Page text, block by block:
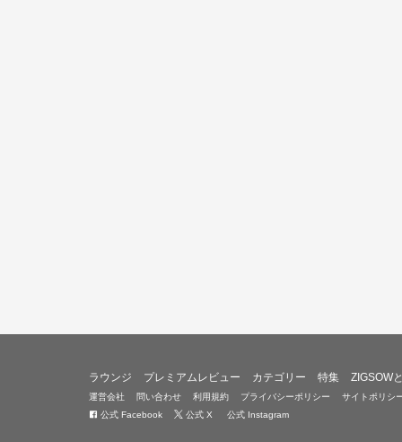
ラウンジ プレミアムレビュー カテゴリー 特集 ZIGSOW
運営会社 問い合わせ 利用規約 プライバシーポリシー サイトポリシ
公式 Facebook
公式 X 公式 Instagram